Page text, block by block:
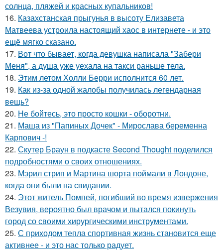
солнца, пляжей и красных купальников!
16. Казахстанская прыгунья в высоту Елизавета
Матвеева устроила настоящий хаос в интернете - и это
ещё мягко сказано.
17. Вот что бывает, когда девушка написала "Забери
Меня", а душа уже уехала на такси раньше тела.
18. Этим летом Холли Берри исполнится 60 лет.
19. Как из-за одной жалобы получилась легендарная
вещь?
20. Не бойтесь, это просто кошки - оборотни.
21. Маша из "Папиных Дочек" - Мирослава беременна
Карпович -!
22. Скутер Браун в подкасте Second Thought поделился
подробностями о своих отношениях.
23. Мэрил стрип и Мартина шорта поймали в Лондоне,
когда они были на свидании.
24. Этот житель Помпей, погибший во время извержения
Везувия, вероятно был врачом и пытался покинуть
город со своими хирургическими инструментами.
25. С приходом тепла спортивная жизнь становится еще
активнее - и это нас только радует.